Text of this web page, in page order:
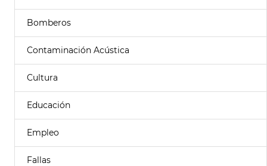
Bomberos
Contaminación Acústica
Cultura
Educación
Empleo
Fallas